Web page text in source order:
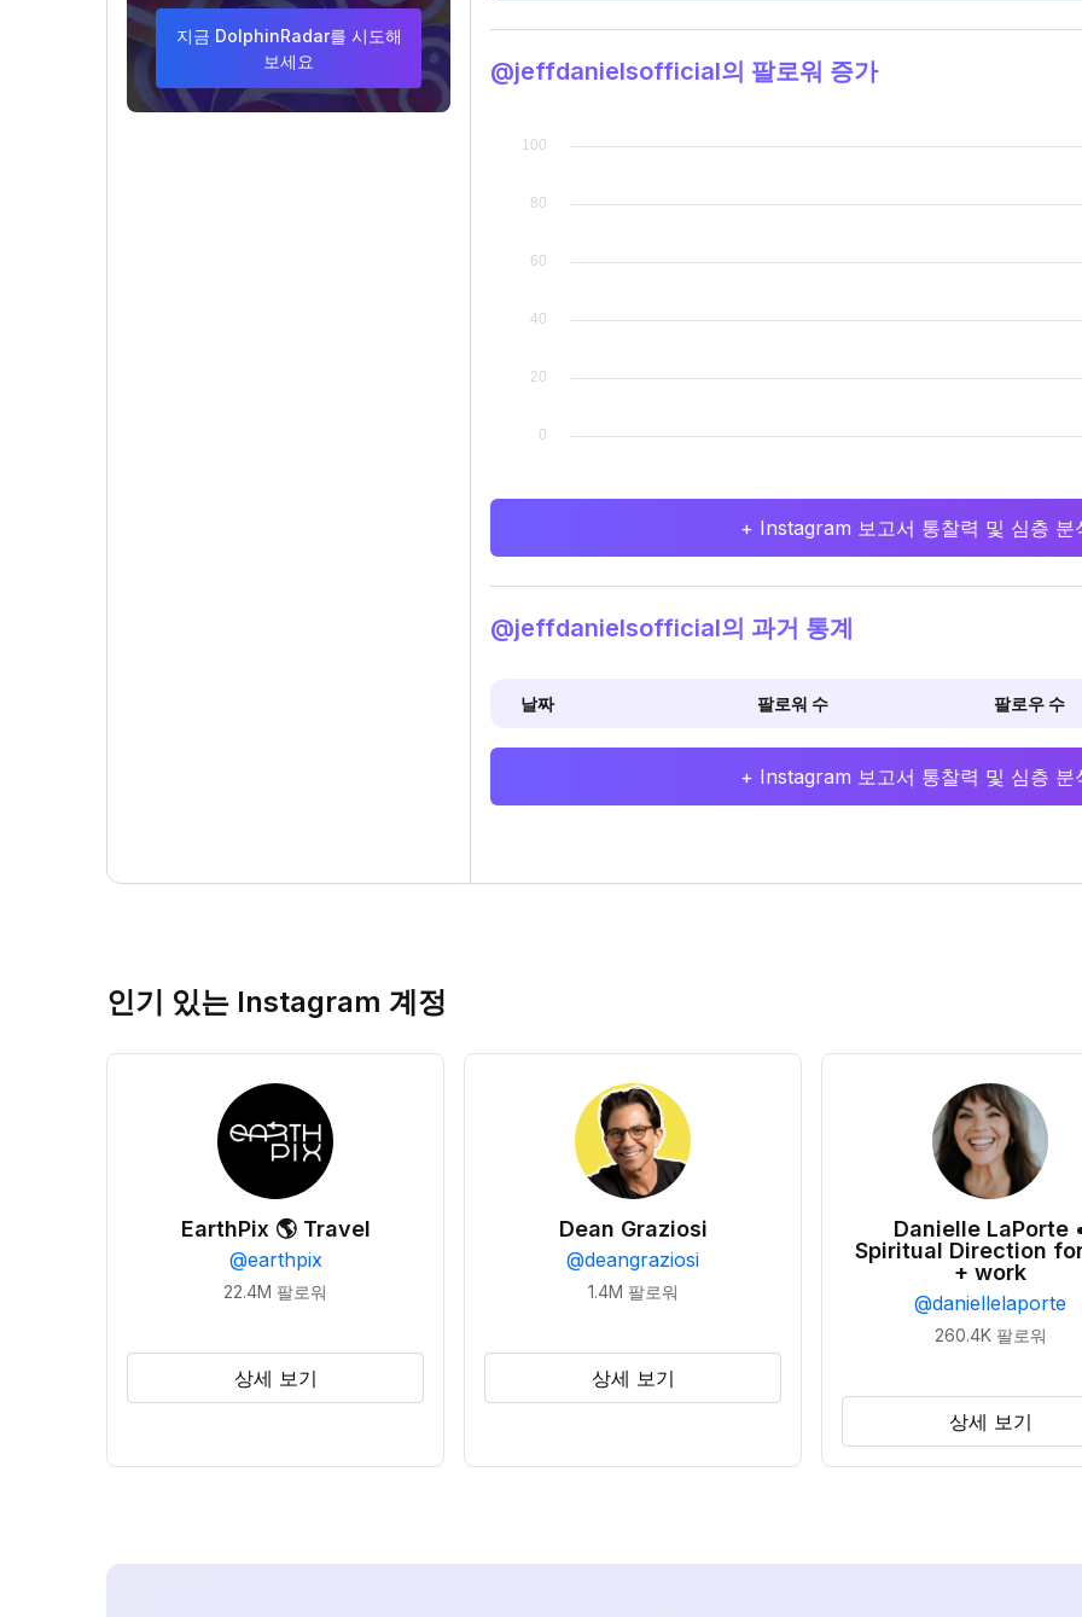
지금 DolphinRadar를 시도해
보세요
@jeffdanielsofficial의 팔로워 증가
+ Instagram 보고서 통찰력 및 심층 분
@jeffdanielsofficial의 과거 통계
날짜 팔로워 수 팔로우 수
+ Instagram 보고서 통찰력 및 심층 분
인기 있는 Instagram 계정
EarthPix 🌎 Travel
@earthpix
22.4M 팔로워
상세 보기
Dean Graziosi
@deangraziosi
1.4M 팔로워
상세 보기
Danielle LaPorte
Spiritual Direction
+ work
@daniellelaporte
260.4K 팔로워
상세 보기